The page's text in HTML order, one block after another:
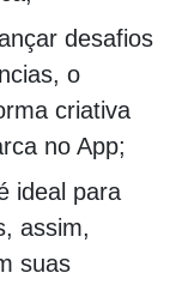
desafios
o
criativa
no App;
ideal para
assim,
suas